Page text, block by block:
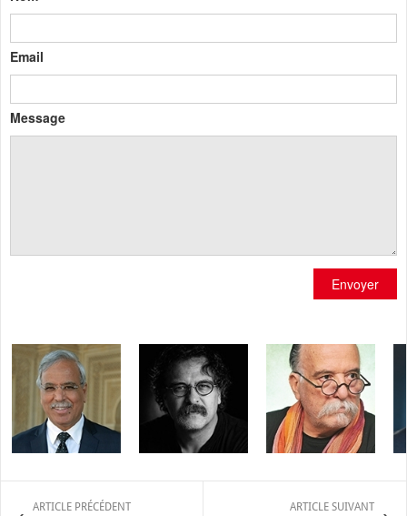
Email
Message
Envoyer
ARTICLE PRÉCÉDENT ARTICLE SUIVANT